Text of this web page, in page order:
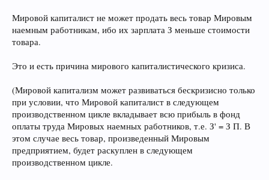
Мировой капиталист не может продать весь товар Мировым
наемным работникам, ибо их зарплата З меньше стоимости
товара.
Это и есть причина мирового капиталистического кризиса.
(Мировой капитализм может развиваться бескризисно только
при условии, что Мировой капиталист в следующем
производственном цикле вкладывает всю прибыль в фонд
оплаты труда Мировых наемных работников, т.е. З' = З П. В
этом случае весь товар, произведенный Мировым
предприятием, будет раскуплен в следующем
производственном цикле.